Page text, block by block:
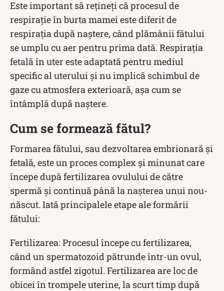
Este important să rețineți că procesul de
respirație în burta mamei este diferit de
respirația după naștere, când plămânii fătului
se umplu cu aer pentru prima dată. Respirația
fetală în uter este adaptată pentru mediul
specific al uterului și nu implică schimbul de
gaze cu atmosfera exterioară, așa cum se
întâmplă după naștere.
Cum se formează fătul?
Formarea fătului, sau dezvoltarea embrionară și
fetală, este un proces complex și minunat care
începe după fertilizarea ovulului de către
spermă și continuă până la nașterea unui nou-
născut. Iată principalele etape ale formării
fătului:
Fertilizarea: Procesul începe cu fertilizarea,
când un spermatozoid pătrunde într-un ovul,
formând astfel zigotul. Fertilizarea are loc de
obicei în trompele uterine, la scurt timp după